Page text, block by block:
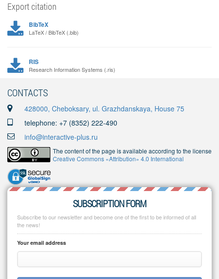
Export citation
BibTeX
LaTeX / BibTeX (.bib)
RIS
Research Information Systems (.ris)
CONTACTS
428000, Cheboksary, ul. Grazhdanskaya, House 75
telephone: +7 (8352) 222-490
info@interactive-plus.ru
The content of the page is available according to the license
Creative Commons «Attribution» 4.0 International
SUBSCRIPTION FORM
Subscribe to our newsletter and become one of the first to be informed of all
the news!
Your email address